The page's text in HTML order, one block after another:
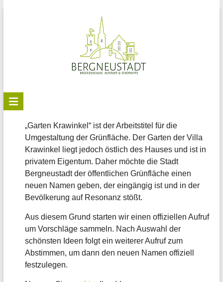
Stadtteilbüro
Bergneustadt
„Garten Krawinkel“ ist der Arbeitstitel für die
Umgestaltung der Grünfläche. Der Garten der Villa
Krawinkel liegt jedoch östlich des Hauses und ist in
privatem Eigentum. Daher möchte die Stadt
Bergneustadt der öffentlichen Grünfläche einen
neuen Namen geben, der eingängig ist und in der
Bevölkerung auf Resonanz stößt.
Aus diesem Grund starten wir einen offiziellen Aufruf
um Vorschläge sammeln. Nach Auswahl der
schönsten Ideen folgt ein weiterer Aufruf zum
Abstimmen, um dann den neuen Namen offiziell
festzulegen.